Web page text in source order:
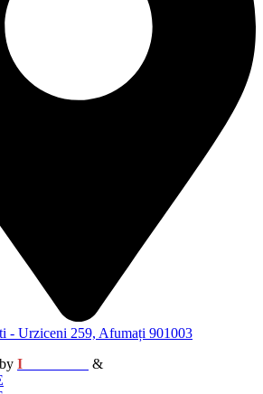
- Urziceni 259, Afumați 901003
I &